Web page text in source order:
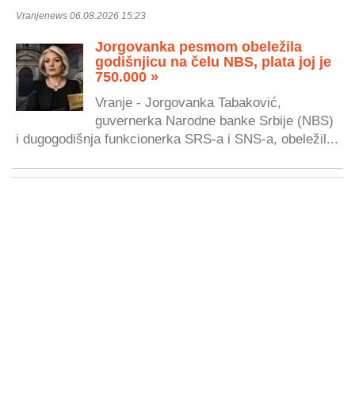
Vranjenews 06.08.2026 15:23
Jorgovanka pesmom obeležila
godišnjicu na čelu NBS, plata joj je
750.000 »
Vranje - Jorgovanka Tabaković,
guvernerka Narodne banke Srbije (NBS)
i dugogodišnja funkcionerka SRS-a i SNS-a, obeležil...